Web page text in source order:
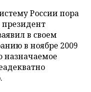
России пора
в своем
в ноябре 2009
назначаемое